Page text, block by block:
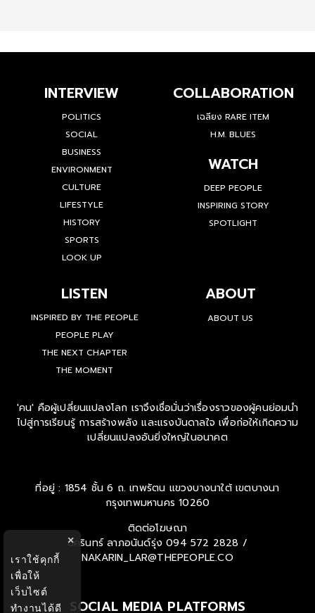
INTERVIEW
POLITICS
SOCIAL
BUSINESS
ENVIRONMENT
CULTURE
LIFESTYLE
HISTORY
SPORTS
LOOK UP
COLLABORATION
เฉลียง RARE ITEM
H.M. BLUES
WATCH
DEEP PEOPLE
INSPIRING STORY
SPOTLIGHT
LISTEN
INSPIRED BY THE PEOPLE
PEOPLE PLAY
THE NEXT CHAPTER
THE MOMENT
ABOUT
ABOUT US
'คน' คือผู้เปลี่ยนแปลงโลก เราจึงเชื่อมั่นว่าเรื่องราวของผู้คนย่อมนำ
ไปสู่การเรียนรู้ การสร้างพลัง และแรงบันดาลใจ เพื่อก่อให้เกิดความ
เปลี่ยนแปลงอันยิ่งใหญ่ในอนาคต
ที่อยู่ : 1854 ชั้น 6 ถ. เทพรัตน แขวงบางนาใต้ เขตบางนา
กรุงเทพมหานคร 10260
ติดต่อโฆษณา
นครินทร์ ลาภอนันด์รุ่ง 094 572 2828 /
NAKARIN_LAR@THEPEOPLE.CO
SOCIAL MEDIA PLATFORMS
×
เราใช้คุกกี้
เพื่อให้
เว็บไซต์
ทำงานได้ดี